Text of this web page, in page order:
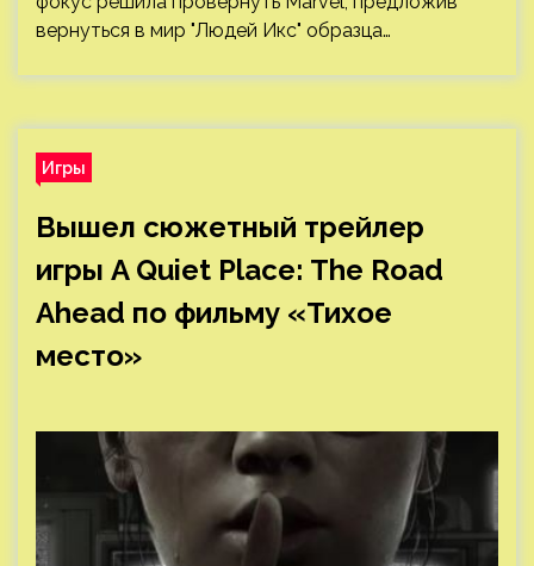
вернуться в мир "Людей Икс" образца…
Игры
Вышел сюжетный трейлер
игры A Quiet Place: The Road
Ahead по фильму «Тихое
место»